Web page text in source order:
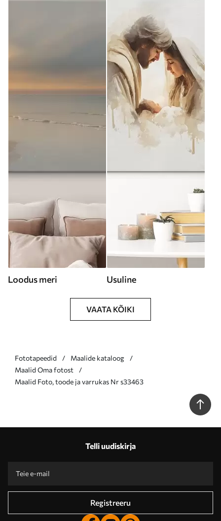
Loodus meri Usuline
VAATA KÕIKI
Fototapeedid
Maalide kataloog
Maalid Oma fotost
Maalid Foto, toode ja varrukas Nr s33463
Telli uudiskirja
Registreeru